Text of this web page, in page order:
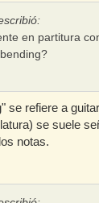
en partitura
se refiere a
se suele
notas.